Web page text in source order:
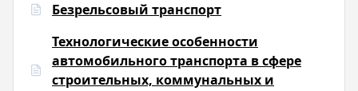
Безрельсовый транспорт
Технологические особенности
автомобильного транспорта в сфере
строительных, коммунальных и